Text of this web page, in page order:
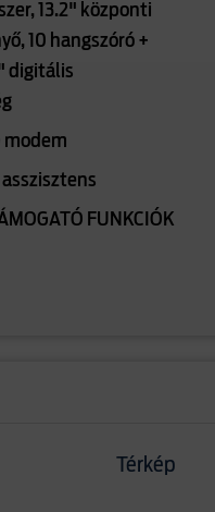
13.2" központi
10 hangszóró +
digitális
modem
FUNKCIÓK
Térkép